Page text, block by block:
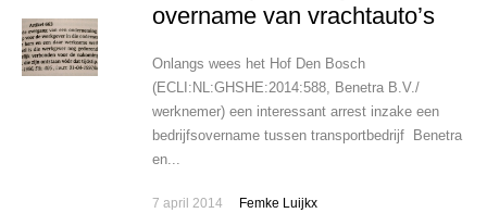
overname van vrachtauto’s
Onlangs wees het Hof Den Bosch
(ECLI:NL:GHSHE:2014:588, Benetra B.V./
werknemer) een interessant arrest inzake een
bedrijfsovername tussen transportbedrijf Benetra
en...
7 april 2014 Femke Luijkx